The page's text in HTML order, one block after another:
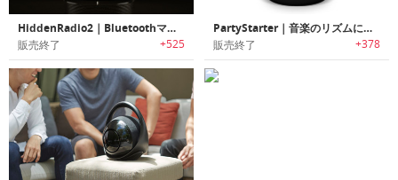
HiddenRadio2｜Bluetoothマルチスピーカー
販売終了 +525
PartyStarter｜音楽のリズムにあわせて光るBluetoothスピーカー
販売終了 +378